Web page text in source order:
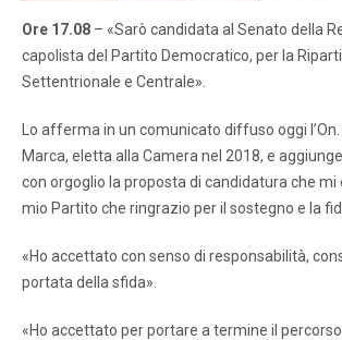
Ore 17.08 – «Sarò candidata al Senato della
capolista del Partito Democratico, per la
Settentrionale e Centrale».
Lo afferma in un comunicato diffuso oggi
Marca, eletta alla Camera nel 2018, e
con orgoglio la proposta di candidatura che mi
mio Partito che ringrazio per il sostegno e la
«Ho accettato con senso di responsabilità,
portata della sfida».
«Ho accettato per portare a termine il